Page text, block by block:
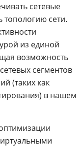
сетевые
топологию сети.
из единой
возможность
сегментов
(таких как
в нашем